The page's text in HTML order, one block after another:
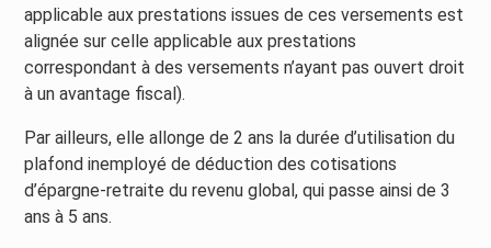
applicable aux prestations issues de ces versements est
alignée sur celle applicable aux prestations
correspondant à des versements n’ayant pas ouvert droit
à un avantage fiscal).
Par ailleurs, elle allonge de 2 ans la durée d’utilisation du
plafond inemployé de déduction des cotisations
d’épargne-retraite du revenu global, qui passe ainsi de 3
ans à 5 ans.